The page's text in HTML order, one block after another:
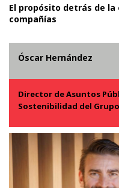
El propósito detrás de la
compañías
Óscar Hernández
Director de Asuntos
Sostenibilidad del